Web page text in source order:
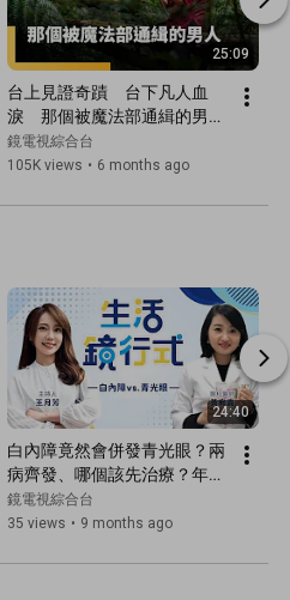
25:09
台上見證奇蹟　台下凡人血
淚　那個被魔法部通緝的男
人　幻術大仙最吸睛的魔術
是信念的魔法《當我相信 幻術
綜合台
鏡電視綜合台
105K views • 6 months ago
24:40
白內障竟然會併發青光眼？兩
病齊發、哪個該先治療？年輕
人也會得白內障「這些原因」
要注意！睡前關燈滑手機易罹
鏡行式 王月芳  黃宥嘉 #鏡電
鏡電視綜合台
35 views • 9 months ago